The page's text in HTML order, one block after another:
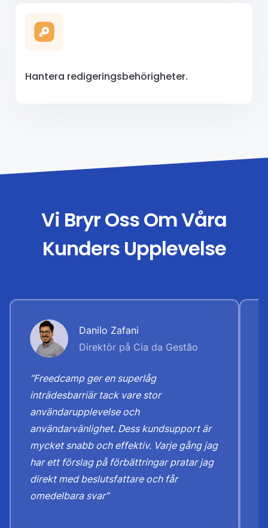
Hantera redigeringsbehörigheter.
Vi Bryr Oss Om Våra
Kunders Upplevelse
Danilo Zafani
Direktör på Cia da Gestão
“Freedcamp ger en superlåg
inträdesbarriär tack vare stor
användarupplevelse och
användarvänlighet. Dess kundsupport är
mycket snabb och effektiv. Varje gång jag
har ett förslag på förbättringar pratar jag
direkt med beslutsfattare och får
omedelbara svar”